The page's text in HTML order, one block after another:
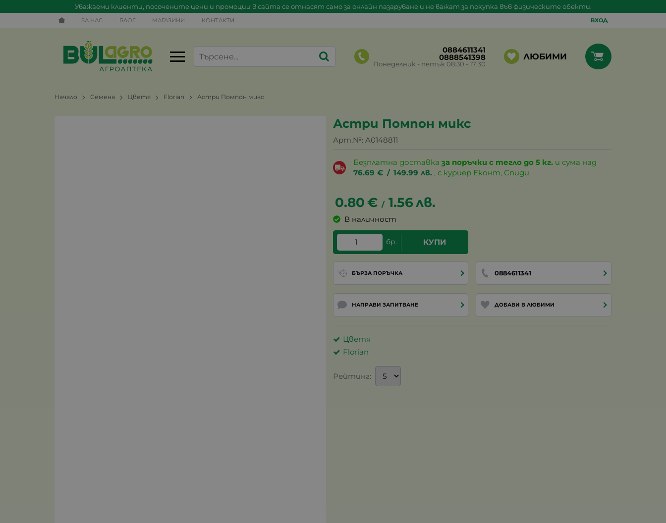
Уважаеми клиенти, посочените цени и промоции в сайта се отнасят само за онлайн пазаруване и не важат за покупка във физическите обекти.
ЗА НАС БЛОГ МАГАЗИНИ КОНТАКТИ ВХОД
0884611341
0888541398
Понеделник - петък 08:30 - 17:30
ЛЮБИМИ
Начало Семена Цветя Florian Астри Помпон микс
Астри Помпон микс
Арт.№: A0148811
Безплатна доставказа поръчки с тегло до 5 кг. и сума над
76.69 € / 149.99 лв. , с куриер Еконт, Спиди
0.80€ / 1.56лв.
В наличност
бр. КУПИ
БЪРЗА ПОРЪЧКА 0884611341
НАПРАВИ ЗАПИТВАНЕ ДОБАВИ В ЛЮБИМИ
Цветя
Florian
Рейтинг: